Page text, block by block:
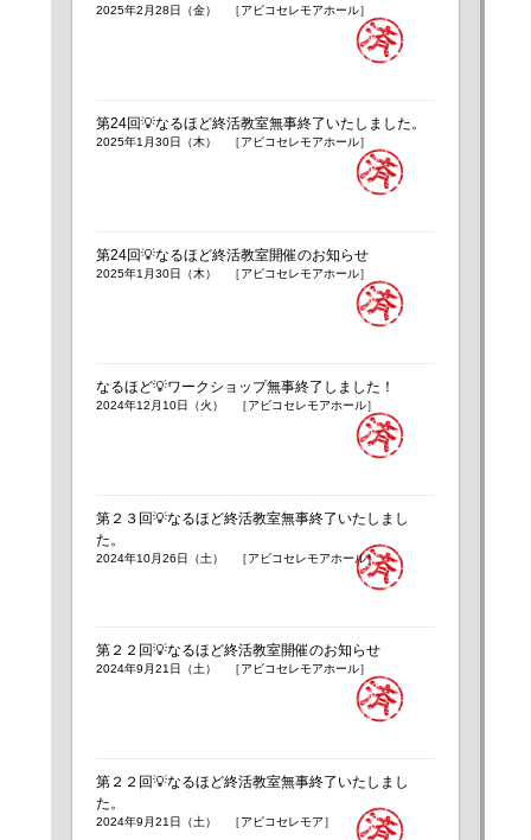
2025年2月28日（金） ［アビコセレモアホール］
第24回💡なるほど終活教室無事終了いたしました。
2025年1月30日（木） ［アビコセレモアホール］
第24回💡なるほど終活教室開催のお知らせ
2025年1月30日（木） ［アビコセレモアホール］
なるほど💡ワークショップ無事終了しました！
2024年12月10日（火） ［アビコセレモアホール］
第２３回💡なるほど終活教室無事終了いたしまし
た。
2024年10月26日（土） ［アビコセレモアホール］
第２２回💡なるほど終活教室開催のお知らせ
2024年9月21日（土） ［アビコセレモアホール］
第２２回💡なるほど終活教室無事終了いたしまし
た。
2024年9月21日（土） ［アビコセレモア］